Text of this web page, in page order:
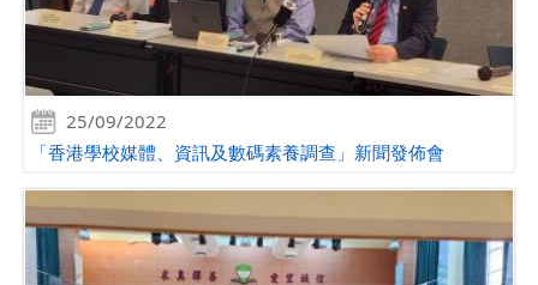
25/09/2022
「香港學校媒體、資訊及數碼素養調查」新聞發佈會